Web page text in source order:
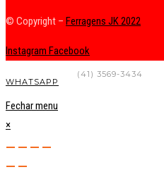
© Copyright – Ferragens JK 2022
Instagram Facebook
(41) 3569-3434
WHATSAPP
Fechar menu
×